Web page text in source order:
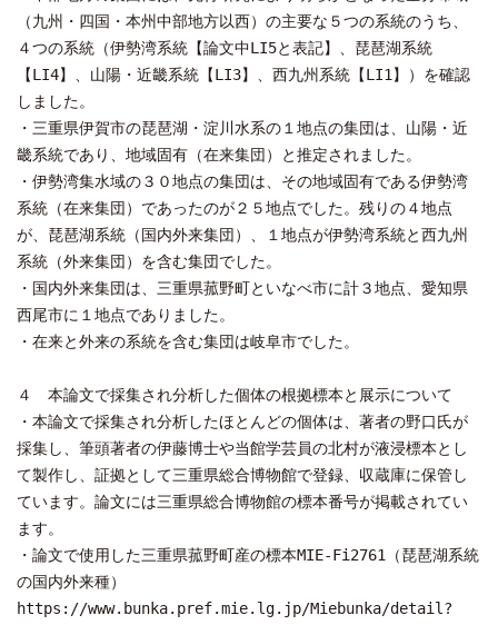
（九州・四国・本州中部地方以西）の主要な５つの系統のうち、
４つの系統（伊勢湾系統【論文中LI5と表記】、琵琶湖系統
【LI4】、山陽・近畿系統【LI3】、西九州系統【LI1】）を確認
しました。
・三重県伊賀市の琵琶湖・淀川水系の１地点の集団は、山陽・近
畿系統であり、地域固有（在来集団）と推定されました。
・伊勢湾集水域の３０地点の集団は、その地域固有である伊勢湾
系統（在来集団）であったのが２５地点でした。残りの４地点
が、琵琶湖系統（国内外来集団）、１地点が伊勢湾系統と西九州
系統（外来集団）を含む集団でした。
・国内外来集団は、三重県菰野町といなべ市に計３地点、愛知県
西尾市に１地点でありました。
・在来と外来の系統を含む集団は岐阜市でした。
４ 本論文で採集され分析した個体の根拠標本と展示について
・本論文で採集され分析したほとんどの個体は、著者の野口氏が
採集し、筆頭著者の伊藤博士や当館学芸員の北村が液浸標本とし
て製作し、証拠として三重県総合博物館で登録、収蔵庫に保管し
ています。論文には三重県総合博物館の標本番号が掲載されてい
ます。
・論文で使用した三重県菰野町産の標本MIE-Fi2761（琵琶湖系統
の国内外来種）
https://www.bunka.pref.mie.lg.jp/Miebunka/detail?